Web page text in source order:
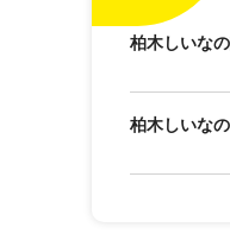
柏木しいな
柏木しいな